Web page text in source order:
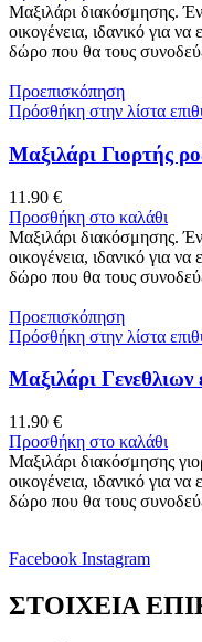
Μαξιλάρι διακόσμησης.
οικογένεια, ιδανικό για να
δώρο που θα τους
Προεπισκόπηση
Πρόσθήκη στην λίστα
Μαξιλάρι Γιορτής
11.90 €
Προσθήκη στο καλάθι
Μαξιλάρι διακόσμησης.
οικογένεια, ιδανικό για να
δώρο που θα τους
Προεπισκόπηση
Πρόσθήκη στην λίστα
Μαξιλάρι Γενεθλιων
11.90 €
Προσθήκη στο καλάθι
Μαξιλάρι διακόσμησης
οικογένεια, ιδανικό για να
δώρο που θα τους
Facebook Instagram
ΣΤΟΙΧΕΙΑ